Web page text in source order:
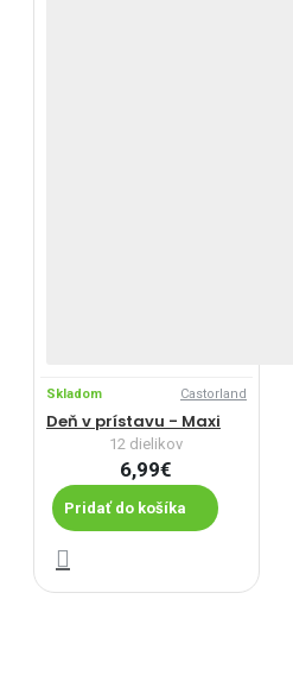
Skladom Castorland
Deň v prístavu - Maxi
12 dielikov
6,99€
Pridať do košíka